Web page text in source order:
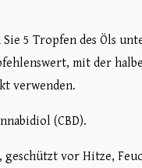
5 Tropfen des Öls
mit der
verwenden.
(CBD).
geschützt vor Hitze,